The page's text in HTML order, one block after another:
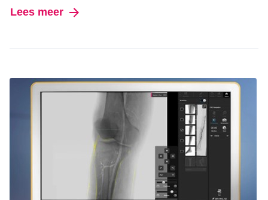
Lees meer over Nieuwe publicaties